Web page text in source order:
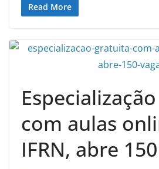
Read More
com aulas
IFRN, abre